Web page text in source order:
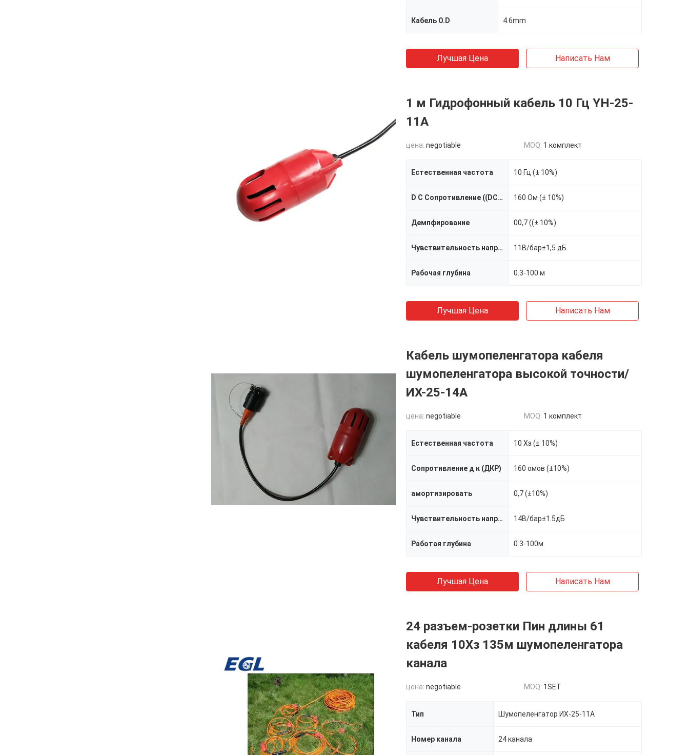
Кабель O.D 4.6mm
Лучшая Цена Написать Нам
1 м Гидрофонный кабель 10 Гц YH-25-
11A
цена: negotiable MOQ: 1 комплект
Естественная частота 10 Гц (± 10%)
D C Сопротивление ((DCR) 160 Ом (± 10%)
Демпфирование 00,7 ((± 10%)
Чувствительность напряжения 11В/бар±1,5 дБ
Рабочая глубина 0.3-100 м
Лучшая Цена Написать Нам
Кабель шумопеленгатора кабеля
шумопеленгатора высокой точности/
ИХ-25-14А
цена: negotiable MOQ: 1 комплект
Естественная частота 10 Хз (± 10%)
Сопротивление д к (ДКР) 160 омов (±10%)
амортизировать 0,7 (±10%)
Чувствительность напряжения тока 14В/бар±1.5дБ
Работая глубина 0.3-100м
Лучшая Цена Написать Нам
24 разъем-розетки Пин длины 61
кабеля 10Хз 135м шумопеленгатора
канала
цена: negotiable MOQ: 1SET
Тип Шумопеленгатор ИХ-25-11А
Номер канала 24 канала